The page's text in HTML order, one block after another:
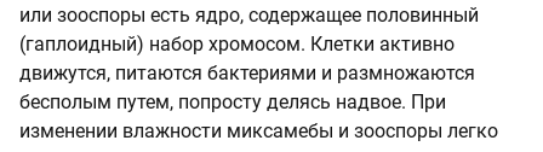
или зооспоры есть ядро, содержащее половинный
(гаплоидный) набор хромосом. Клетки активно
движутся, питаются бактериями и размножаются
бесполым путем, попросту делясь надвое. При
изменении влажности миксамебы и зооспоры легко